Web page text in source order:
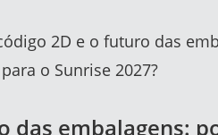
das embalagens: